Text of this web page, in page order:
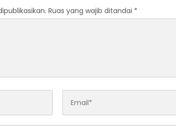
Ruas yang wajib ditandai *